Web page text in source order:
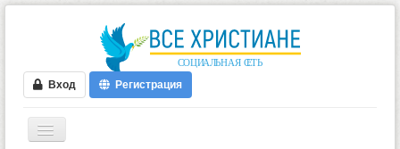
Вход Регистрация